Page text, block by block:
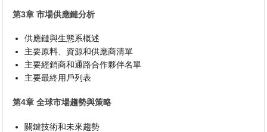
第3章 市場供應鏈分析
供應鏈與生態系概述
主要原料、資源和供應商清單
主要經銷商和通路合作夥伴名單
主要最終用戶列表
第4章 全球市場趨勢與策略
關鍵技術和未來趨勢